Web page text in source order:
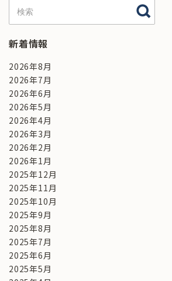
新着情報
2026年8月
2026年7月
2026年6月
2026年5月
2026年4月
2026年3月
2026年2月
2026年1月
2025年12月
2025年11月
2025年10月
2025年9月
2025年8月
2025年7月
2025年6月
2025年5月